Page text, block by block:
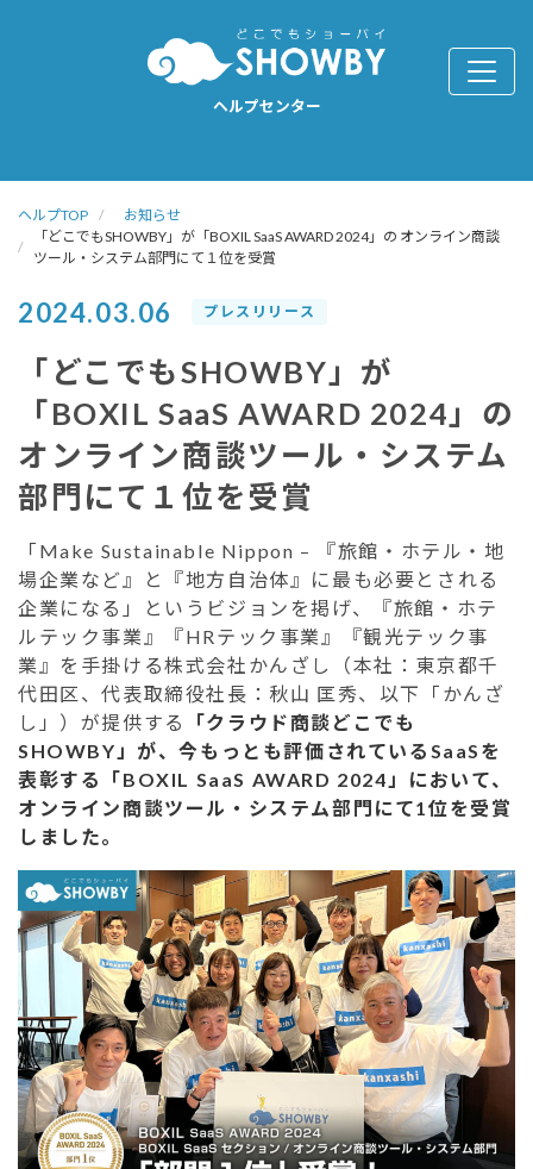
ヘルプセンター
ヘルプTOP
お知らせ
「どこでもSHOWBY」が「BOXIL SaaS AWARD 2024」の オンライン商談
ツール・システム部門にて１位を受賞
2024.03.06 プレスリリース
「どこでもSHOWBY」が
「BOXIL SaaS AWARD 2024」の
オンライン商談ツール・システム
部門にて１位を受賞
「Make Sustainable Nippon – 『旅館・ホテル・地
場企業など』と『地方自治体』に最も必要とされる
企業になる」というビジョンを掲げ、『旅館・ホテ
ルテック事業』『HRテック事業』『観光テック事
業』を手掛ける株式会社かんざし（本社：東京都千
代田区、代表取締役社長：秋山 匡秀、以下「かんざ
し」）が提供する
「クラウド商談どこでも
SHOWBY」が、今もっとも評価されているSaaSを
表彰する「BOXIL SaaS AWARD 2024」において、
オンライン商談ツール・システム部門にて1位を受賞
しました。